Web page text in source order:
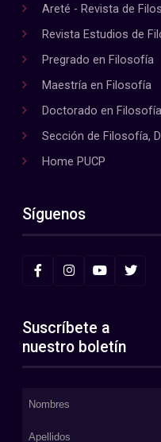
Areté - Revista de
Revista Estudios de
Pregrado en Filosofía
Maestría en Filosofía
Doctorado en Filosofía
Sección de Filosofía,
Home PUCP
Síguenos
Suscríbete a
nuestro boletín